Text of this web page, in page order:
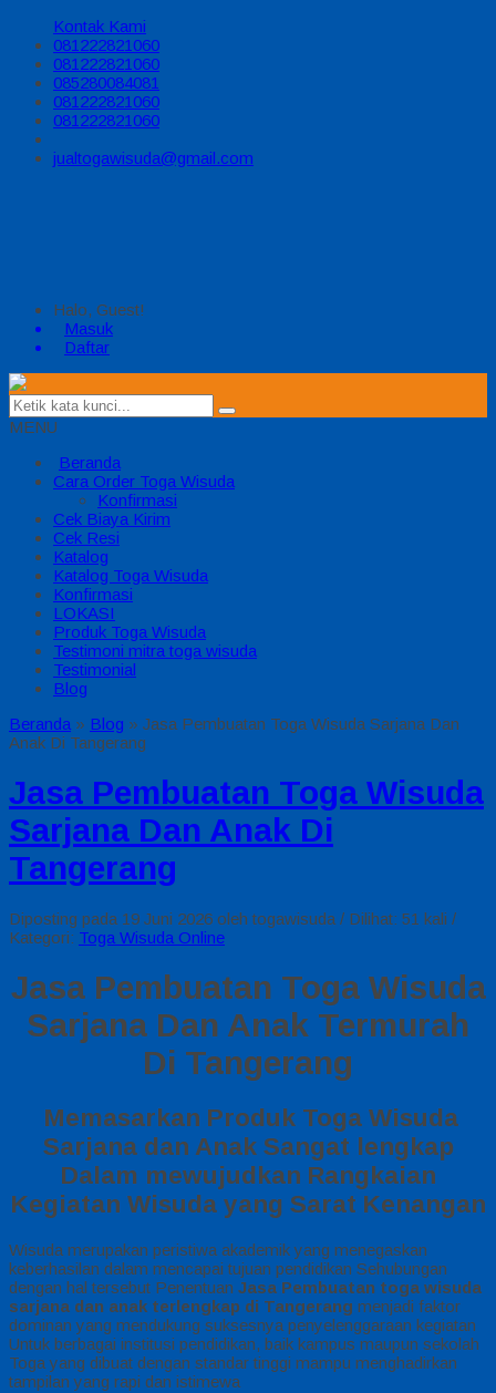
Kontak Kami
081222821060
081222821060
085280084081
081222821060
081222821060
jualtogawisuda@gmail.com
Halo, Guest!
Masuk
Daftar
MENU
Beranda
Cara Order Toga Wisuda
Konfirmasi
Cek Biaya Kirim
Cek Resi
Katalog
Katalog Toga Wisuda
Konfirmasi
LOKASI
Produk Toga Wisuda
Testimoni mitra toga wisuda
Testimonial
Blog
Beranda » Blog » Jasa Pembuatan Toga Wisuda Sarjana Dan
Anak Di Tangerang
Jasa Pembuatan Toga Wisuda
Sarjana Dan Anak Di
Tangerang
Diposting pada 19 Juni 2026 oleh togawisuda / Dilihat: 51 kali /
Kategori: Toga Wisuda Online
Jasa Pembuatan Toga Wisuda
Sarjana Dan Anak Termurah
Di Tangerang
Memasarkan Produk Toga Wisuda
Sarjana dan Anak Sangat lengkap
Dalam mewujudkan Rangkaian
Kegiatan Wisuda yang Sarat Kenangan
Wisuda merupakan peristiwa akademik yang menegaskan
keberhasilan dalam mencapai tujuan pendidikan Sehubungan
dengan hal tersebut Penentuan Jasa Pembuatan toga wisuda
sarjana dan anak terlengkap di Tangerang menjadi faktor
dominan yang mendukung suksesnya penyelenggaraan kegiatan
Untuk berbagai institusi pendidikan, baik kampus maupun sekolah
Toga yang dibuat dengan standar tinggi mampu menghadirkan
tampilan yang rapi dan istimewa